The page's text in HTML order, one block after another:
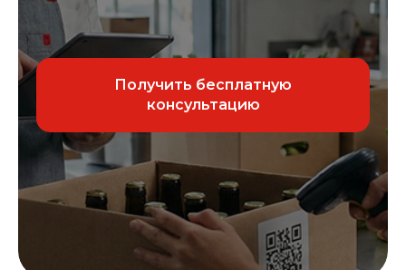
Обучение
Тех. поддержка
Регистрация ККТ
Регистрация МЧД
iiko
Получить бесплатную
консультацию